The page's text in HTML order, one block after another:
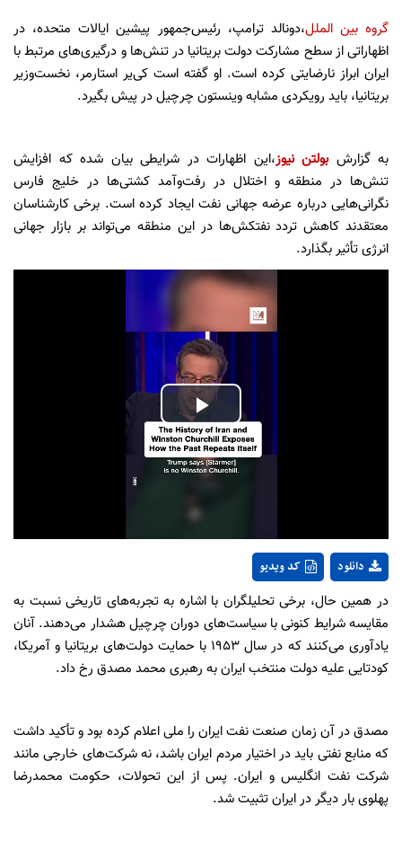
گروه بین الملل،دونالد ترامپ، رئیس‌جمهور پیشین ایالات متحده، در
اظهاراتی از سطح مشارکت دولت بریتانیا در تنش‌ها و درگیری‌های مرتبط با
ایران ابراز نارضایتی کرده است. او گفته است کی‌یر استارمر، نخست‌وزیر
بریتانیا، باید رویکردی مشابه وینستون چرچیل در پیش بگیرد.
به گزارشبولتن نیوز،این اظهارات در شرایطی بیان شده که افزایش
تنش‌ها در منطقه و اختلال در رفت‌وآمد کشتی‌ها در خلیج فارس
نگرانی‌هایی درباره عرضه جهانی نفت ایجاد کرده است. برخی کارشناسان
معتقدند کاهش تردد نفتکش‌ها در این منطقه می‌تواند بر بازار جهانی
انرژی تأثیر بگذارد.
Play
Video
کد ویدیو دانلود
در همین حال، برخی تحلیلگران با اشاره به تجربه‌های تاریخی نسبت به
مقایسه شرایط کنونی با سیاست‌های دوران چرچیل هشدار می‌دهند. آنان
یادآوری می‌کنند که در سال ۱۹۵۳ با حمایت دولت‌های بریتانیا و آمریکا،
کودتایی علیه دولت منتخب ایران به رهبری محمد مصدق رخ داد.
مصدق در آن زمان صنعت نفت ایران را ملی اعلام کرده بود و تأکید داشت
که منابع نفتی باید در اختیار مردم ایران باشد، نه شرکت‌های خارجی مانند
شرکت نفت انگلیس و ایران. پس از این تحولات، حکومت محمدرضا
پهلوی بار دیگر در ایران تثبیت شد.